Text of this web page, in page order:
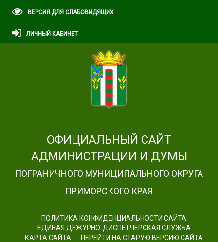
ВЕРСИЯ ДЛЯ СЛАБОВИДЯЩИХ
ЛИЧНЫЙ КАБИНЕТ
ОФИЦИАЛЬНЫЙ САЙТ
АДМИНИСТРАЦИИ И ДУМЫ
ПОГРАНИЧНОГО МУНИЦИПАЛЬНОГО ОКРУГА
ПРИМОРСКОГО КРАЯ
ПОЛИТИКА КОНФИДЕНЦИАЛЬНОСТИ САЙТА
ЕДИНАЯ ДЕЖУРНО-ДИСПЕТЧЕРСКАЯ СЛУЖБА
КАРТА САЙТА
ПЕРЕЙТИ НА СТАРУЮ ВЕРСИЮ САЙТА